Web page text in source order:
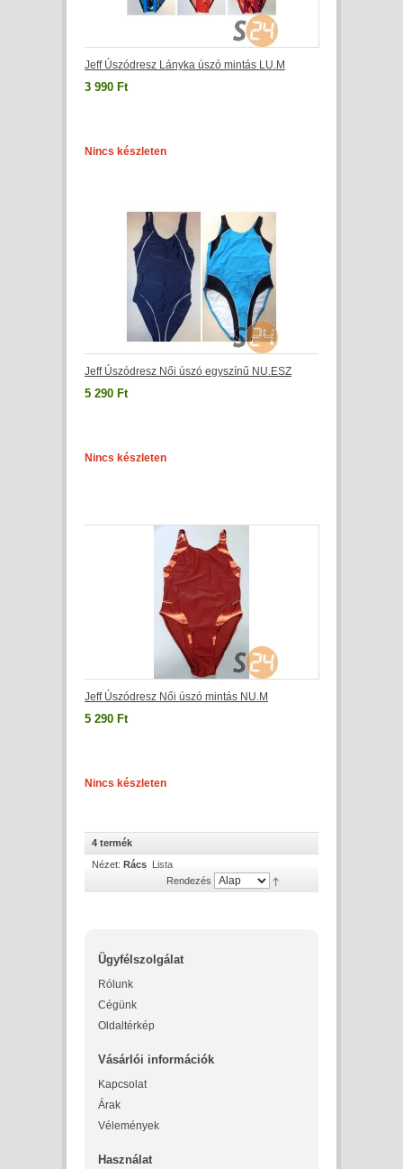
Jeff Úszódresz Lányka úszó mintás LU.M
3 990 Ft
Nincs készleten
Jeff Úszódresz Női úszó egyszínű NU.ESZ
5 290 Ft
Nincs készleten
Jeff Úszódresz Női úszó mintás NU.M
5 290 Ft
Nincs készleten
4 termék
Nézet: Rács Lista
Rendezés
Ügyfélszolgálat
Rólunk
Cégünk
Oldaltérkép
Vásárlói információk
Kapcsolat
Árak
Vélemények
Használat